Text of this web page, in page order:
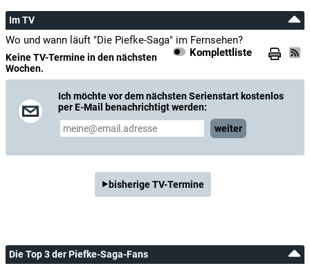
Im TV
Wo und wann läuft "Die Piefke-Saga" im Fernsehen?
Komplettliste
Keine TV-Termine in den nächsten
Wochen.
Ich möchte vor dem nächsten Serienstart kostenlos
per E-Mail benachrichtigt werden:
weiter
bisherige TV-Termine
Die Top 3 der Piefke-Saga-Fans